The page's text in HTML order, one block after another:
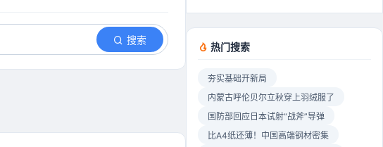
搜索
热门搜索
夯实基础开新局
内蒙古呼伦贝尔立秋穿上羽绒服了
国防部回应日本试射“战斧”导弹
比A4纸还薄！中国高端钢材密集